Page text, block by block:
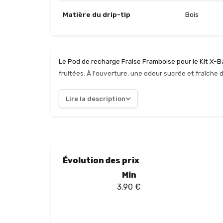
Matière du drip-tip Bois
Le Pod de recharge Fraise Framboise pour le Kit X-
fruitées. À l'ouverture, une odeur sucrée et fraîche
framboise, offrant une sensation en bouche à la
pod s'avère durable et pratique, idéal pour les
simplicité d'utilisation que propose French Lab.
Lire la description
Évolution des prix
Min
3.90 €